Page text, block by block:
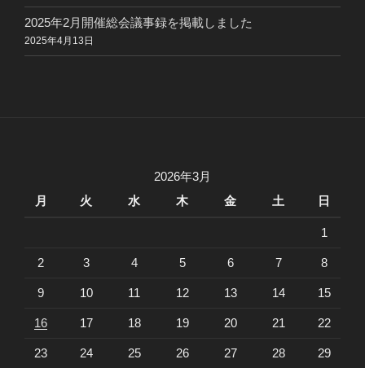
2025年2月開催総会議事録を掲載しました
2025年4月13日
2026年3月
月
火 水 木 金 土 日
1
2 3 4 5 6 7 8
9 10 11 12 13 14 15
16 17 18 19 20 21 22
23 24 25 26 27 28 29